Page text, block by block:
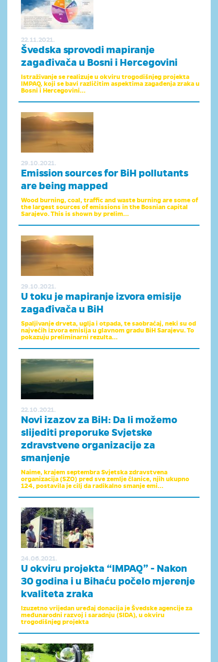
22.11.2021.
Švedska sprovodi mapiranje
zagađivača u Bosni i Hercegovini
Istraživanje se realizuje u okviru trogodišnjeg projekta
IMPAQ, koji se bavi različitim aspektima zagađenja zraka u
Bosni i Hercegovini...
29.10.2021.
Emission sources for BiH pollutants
are being mapped
Wood burning, coal, traffic and waste burning are some of
the largest sources of emissions in the Bosnian capital
Sarajevo. This is shown by prelim...
29.10.2021.
U toku je mapiranje izvora emisije
zagađivača u BiH
Spaljivanje drveta, uglja i otpada, te saobraćaj, neki su od
najvećih izvora emisija u glavnom gradu BiH Sarajevu. To
pokazuju preliminarni rezulta...
22.10.2021.
Novi izazov za BiH: Da li možemo
slijediti preporuke Svjetske
zdravstvene organizacije za
smanjenje
Naime, krajem septembra Svjetska zdravstvena
organizacija (SZO) pred sve zemlje članice, njih ukupno
124, postavila je cilj da radikalno smanje emi...
24.06.2021.
U okviru projekta “IMPAQ” - Nakon
30 godina i u Bihaću počelo mjerenje
kvaliteta zraka
Izuzetno vrijedan uređaj donacija je Švedske agencije za
međunarodni razvoj i saradnju (SIDA), u okviru
trogodišnjeg projekta